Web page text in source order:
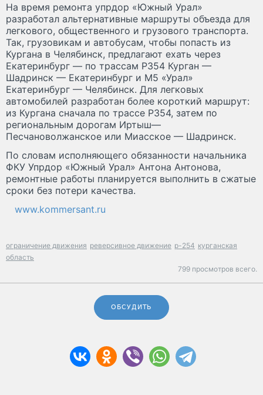
На время ремонта упрдор «Южный Урал»
разработал альтернативные маршруты объезда для
легкового, общественного и грузового транспорта.
Так, грузовикам и автобусам, чтобы попасть из
Кургана в Челябинск, предлагают ехать через
Екатеринбург — по трассам Р354 Курган —
Шадринск — Екатеринбург и М5 «Урал»
Екатеринбург — Челябинск. Для легковых
автомобилей разработан более короткий маршрут:
из Кургана сначала по трассе Р354, затем по
региональным дорогам Иртыш—
Песчановолжанское или Миасское — Шадринск.
По словам исполняющего обязанности начальника
ФКУ Упрдор «Южный Урал» Антона Антонова,
ремонтные работы планируется выполнить в сжатые
сроки без потери качества.
www.kommersant.ru
ограничение движения реверсивное движение р-254 курганская
область
799 просмотров всего.
ОБСУДИТЬ